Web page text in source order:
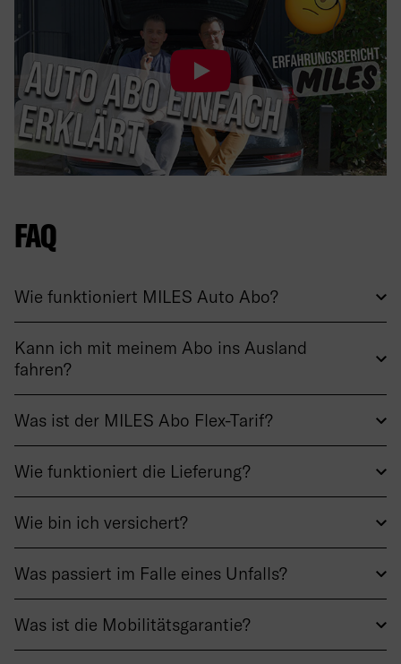
FAQ
Wie funktioniert MILES Auto Abo?
Kann ich mit meinem Abo ins Ausland
fahren?
Was ist der MILES Abo Flex-Tarif?
Wie funktioniert die Lieferung?
Wie bin ich versichert?
Was passiert im Falle eines Unfalls?
Was ist die Mobilitätsgarantie?